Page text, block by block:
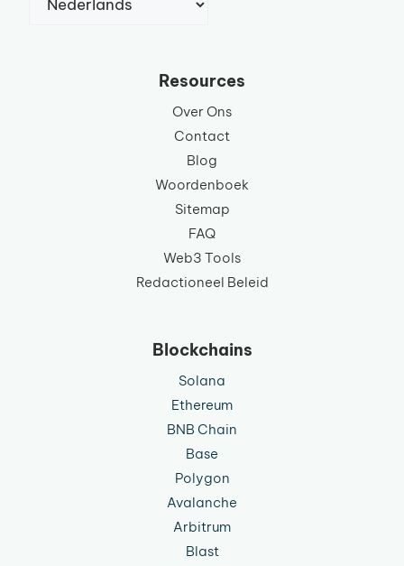
een
Resources
Over Ons
Contact
Blog
Woordenboek
Sitemap
FAQ
Web3 Tools
Redactioneel Beleid
Blockchains
Solana
Ethereum
BNB Chain
Base
Polygon
Avalanche
Arbitrum
Blast